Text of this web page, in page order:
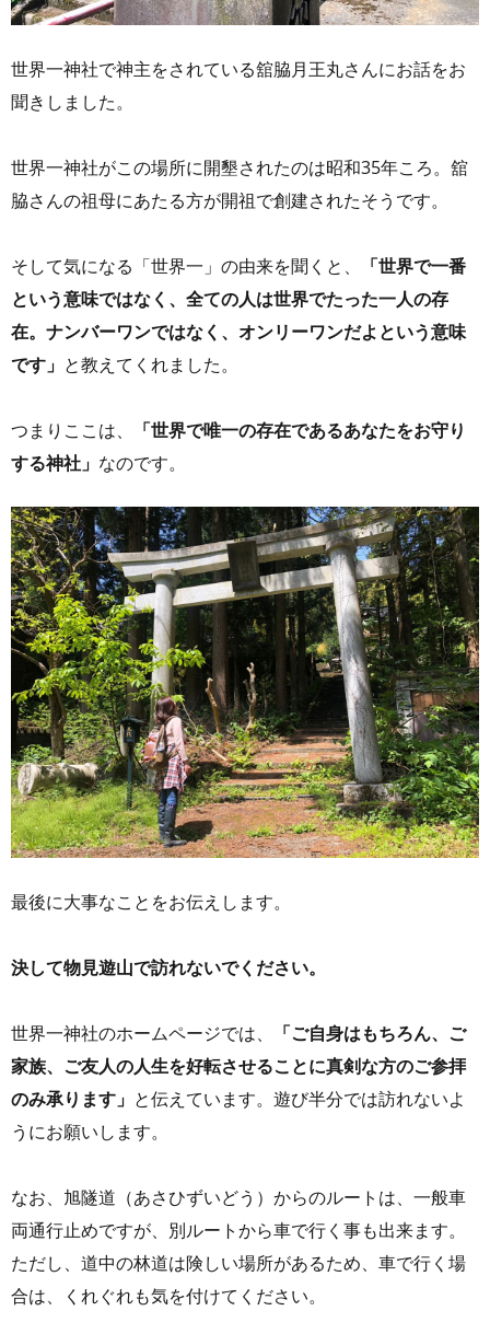
世界一神社で神主をされている舘脇月王丸さんにお話をお
聞きしました。
世界一神社がこの場所に開墾されたのは昭和35年ころ。舘
脇さんの祖母にあたる方が開祖で創建されたそうです。
そして気になる「世界一」の由来を聞くと、
「世界で一番
という意味ではなく、全ての人は世界でたった一人の存
在。ナンバーワンではなく、オンリーワンだよという意味
です」 と教えてくれました。
つまりここは、
「世界で唯一の存在であるあなたをお守り
する神社」 なのです。
最後に大事なことをお伝えします。
決して物見遊山で訪れないでください。
世界一神社のホームページでは、
「ご自身はもちろん、ご
家族、ご友人の人生を好転させることに真剣な方のご参拝
のみ承ります」 と伝えています。遊び半分では訪れないよ
うにお願いします。
なお、旭隧道（あさひずいどう）からのルートは、一般車
両通行止めですが、別ルートから車で行く事も出来ます。
ただし、道中の林道は険しい場所があるため、車で行く場
合は、くれぐれも気を付けてください。